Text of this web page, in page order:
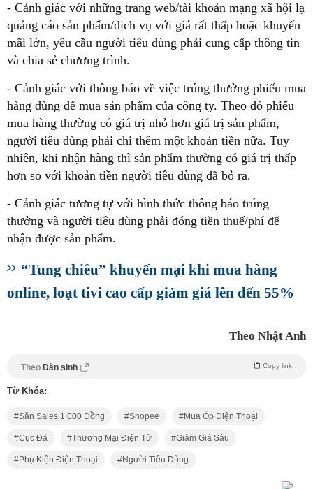
- Cảnh giác với những trang web/tài khoản mạng xã hội lạ
quảng cáo sản phẩm/dịch vụ với giá rất thấp hoặc khuyến
mãi lớn, yêu cầu người tiêu dùng phải cung cấp thông tin
và chia sẻ chương trình.
- Cảnh giác với thông báo về việc trúng thưởng phiếu mua
hàng dùng để mua sản phẩm của công ty. Theo đó phiếu
mua hàng thường có giá trị nhỏ hơn giá trị sản phẩm,
người tiêu dùng phải chi thêm một khoản tiền nữa. Tuy
nhiên, khi nhận hàng thì sản phẩm thường có giá trị thấp
hơn so với khoản tiền người tiêu dùng đã bỏ ra.
- Cảnh giác tương tự với hình thức thông báo trúng
thưởng và người tiêu dùng phải đóng tiền thuế/phí để
nhận được sản phẩm.
“Tung chiêu” khuyến mại khi mua hàng
online, loạt tivi cao cấp giảm giá lên đến 55%
Theo Nhật Anh
Theo Dân sinh Copy link
Từ Khóa:
Săn Sales 1.000 Đồng Shopee Mua Ốp Điện Thoại
Cục Đá Thương Mại Điện Tử Giảm Giá Sâu
Phụ Kiện Điện Thoại Người Tiêu Dùng